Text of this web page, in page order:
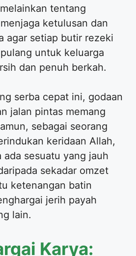
tentang
ketulusan dan
agar setiap butir rezeki
untuk keluarga
dan penuh berkah.
serba cepat ini, godaan
jalan pintas memang
sebagai seorang
keridaan Allah,
ada sesuatu yang jauh
sekadar omzet
ketenangan batin
jerih payah
lain.
Karya: